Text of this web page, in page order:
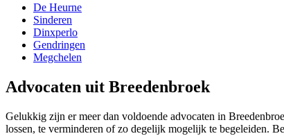
De Heurne
Sinderen
Dinxperlo
Gendringen
Megchelen
Advocaten uit Breedenbroek
Gelukkig zijn er meer dan voldoende advocaten in
lossen, te verminderen of zo degelijk mogelijk te begeleiden.